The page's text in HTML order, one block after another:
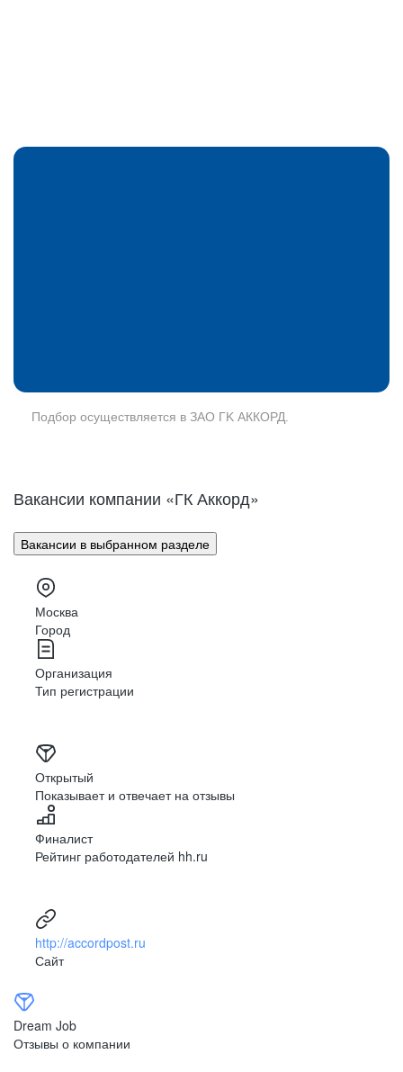
Подбор осуществляется в ЗАО ГK АККОРД.
Вакансии компании «ГК Аккорд»
Вакансии в выбранном разделе
Москва
Город
Организация
Тип регистрации
Открытый
Показывает и отвечает на отзывы
Финалист
Рейтинг работодателей hh.ru
http://accordpost.ru
Сайт
Dream Job
Отзывы о компании